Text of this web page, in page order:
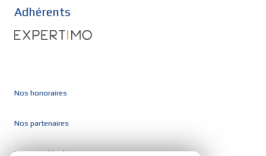
Adhérents
Nos honoraires
Nos partenaires
Mentions légales